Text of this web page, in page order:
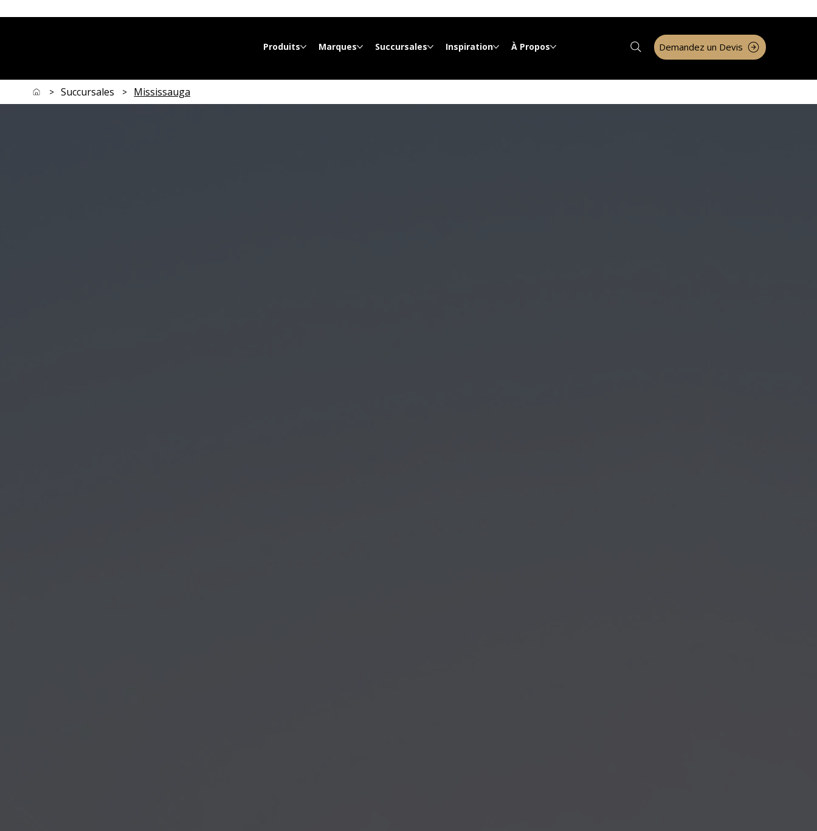
Demandez un Devis
Produits Marques Succursales Inspiration À Propos
> Succursales > Mississauga